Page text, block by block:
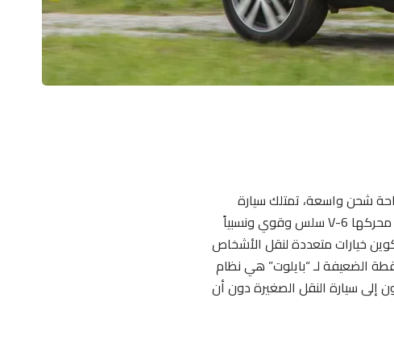
شحن واسعة، تمتلك سيارة
“هوندا بايلوت” SUV متوسطة الحجم ما يلزم لجذب المشترين الذين يمتلكون عائلات. محركها V-6 سلس وقوي ونسبياً
خيارات متعددة لنقل الأشخاص
الضعيفة لـ “بايلوت” هي نظام
إلى سيارة النقل الصغيرة دون أن